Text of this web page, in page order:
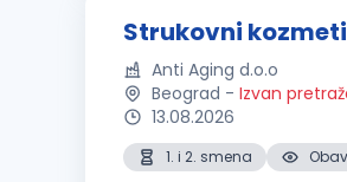
Strukovni
Anti Aging d.o.o
Beograd - Izvan
13.08.2026
1. i 2. smena